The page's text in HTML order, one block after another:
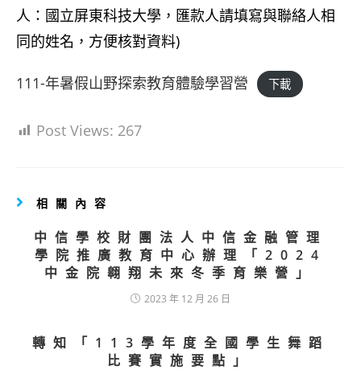
人：國立屏東科技大學，匯款人請填寫與聯絡人相
同的姓名，方便核對資料)
111-年暑假山野探索教育體驗學習營 下載
Post Views: 267
相關內容
中信學校財團法人中信金融管理
學院推廣教育中心辦理「2024
中金院翱翔未來冬季育樂營」
2023 年 12 月 26 日
轉知「113學年度全國學生舞蹈
比賽實施要點」